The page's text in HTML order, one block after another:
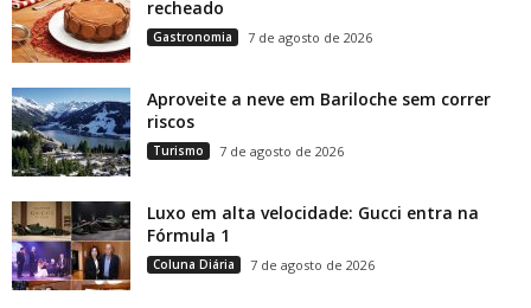
recheado
Gastronomia 7 de agosto de 2026
Aproveite a neve em Bariloche sem correr
riscos
Turismo 7 de agosto de 2026
Luxo em alta velocidade: Gucci entra na
Fórmula 1
Coluna Diária 7 de agosto de 2026